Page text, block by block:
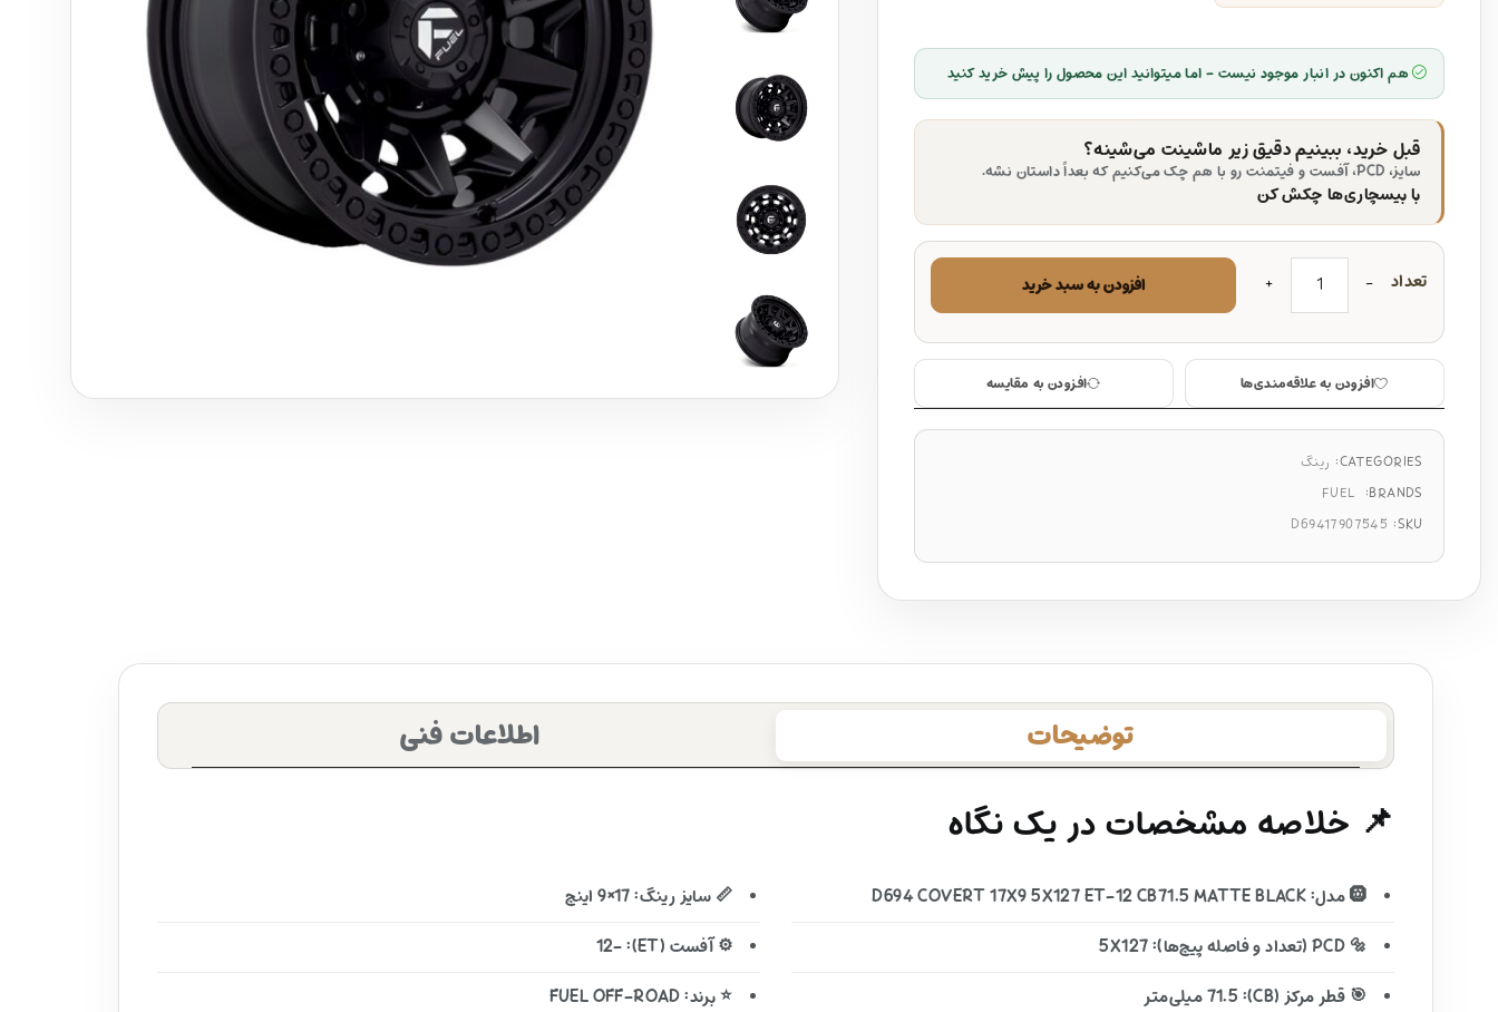
هم اکنون در انبار موجود نیست - اما میتوانید این محصول را پیش خرید کنید
قبل خرید، ببینیم دقیق زیر ماشینت می‌شینه؟
سایز، PCD، آفست و فیتمنت رو با هم چک می‌کنیم که بعداً داستان نشه.
با بیسچاری‌ها چکش کن
تعداد افزودن به سبد خرید
افزودن به علاقه‌مندی‌ها افزودن به مقایسه
CATEGORIES: رینگ
BRANDS:
FUEL
SKU:
D69417907545
توضیحات اطلاعات فنی
📌 خلاصه مشخصات در یک نگاه
🛞 مدل: D694 COVERT 17X9 5X127 ET-12 CB71.5 MATTE BLACK
📏 سایز رینگ: 17×9 اینچ
🔩 PCD (تعداد و فاصله پیچ‌ها): 5X127
⚙️ آفست (ET): -12
🎯 قطر مرکز (CB): 71.5 میلی‌متر
⭐ برند: FUEL OFF-ROAD